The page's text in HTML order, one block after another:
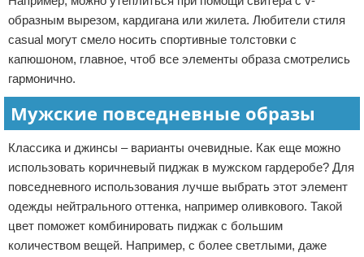
образным вырезом, кардигана или жилета. Любители стиля
casual могут смело носить спортивные толстовки с
капюшоном, главное, чтоб все элементы образа смотрелись
гармонично.
Мужские повседневные образы
Классика и джинсы – варианты очевидные. Как еще можно
использовать коричневый пиджак в мужском гардеробе? Для
повседневного использования лучше выбрать этот элемент
одежды нейтрального оттенка, например оливкового. Такой
цвет поможет комбинировать пиджак с большим
количеством вещей. Например, с более светлыми, даже